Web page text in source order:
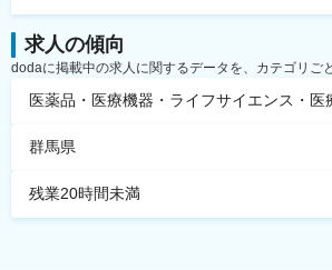
求人の傾向
dodaに掲載中の求人に関するデータを、カテゴリご
医薬品・医療機器・ライフサイエンス・医
群馬県
残業20時間未満